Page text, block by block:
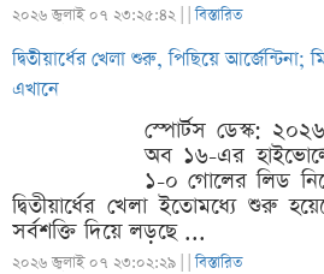
২০২৬ জুলাই ০৭ ২৩:২৫:৪২ | |বিস্তারিত
দ্বিতীয়ার্ধের খেলা শুরু, পিছিয়ে
এখানে
স্পোর্টস ডেস্ক: ২০২৬
অব ১৬-এর
১-০ গোলের লিড
দ্বিতীয়ার্ধের খেলা ইতোমধ্যে শুরু
সর্বশক্তি দিয়ে লড়ছে ...
২০২৬ জুলাই ০৭ ২৩:০২:২৯ | |বিস্তারিত